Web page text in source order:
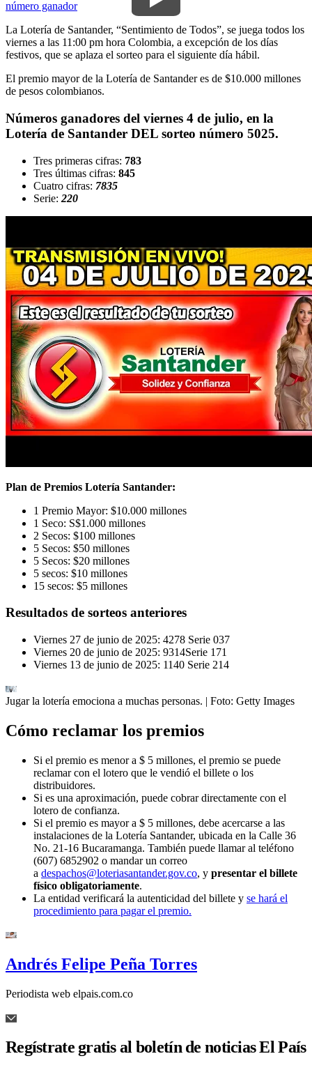
número ganador
La Lotería de Santander, “Sentimiento de Todos”, se juega todos los
viernes a las 11:00 pm hora Colombia, a excepción de los días
festivos, que se aplaza el sorteo para el siguiente día hábil.
El premio mayor de la Lotería de Santander es de $10.000 millones
de pesos colombianos.
Números ganadores del viernes 4 de julio, en la
Lotería de Santander DEL sorteo número 5025.
Tres primeras cifras: 783
Tres últimas cifras: 845
Cuatro cifras: 7835
Serie: 220
Plan de Premios Lotería Santander:
1 Premio Mayor: $10.000 millones
1 Seco: S$1.000 millones
2 Secos: $100 millones
5 Secos: $50 millones
5 Secos: $20 millones
5 secos: $10 millones
15 secos: $5 millones
Resultados de sorteos anteriores
Viernes 27 de junio de 2025: 4278 Serie 037
Viernes 20 de junio de 2025: 9314Serie 171
Viernes 13 de junio de 2025: 1140 Serie 214
Jugar la lotería emociona a muchas personas. | Foto: Getty Images
Cómo reclamar los premios
Si el premio es menor a $ 5 millones, el premio se puede
reclamar con el lotero que le vendió el billete o los
distribuidores.
Si es una aproximación, puede cobrar directamente con el
lotero de confianza.
Si el premio es mayor a $ 5 millones, debe acercarse a las
instalaciones de la Lotería Santander, ubicada en la Calle 36
No. 21-16 Bucaramanga. También puede llamar al teléfono
(607) 6852902 o mandar un correo
a despachos@loteriasantander.gov.co, y presentar el billete
físico obligatoriamente.
La entidad verificará la autenticidad del billete y se hará el
procedimiento para pagar el premio.
Andrés Felipe Peña Torres
Periodista web elpais.com.co
Regístrate gratis al boletín de noticias El País